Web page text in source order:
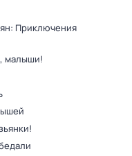
Приключения
малыши!